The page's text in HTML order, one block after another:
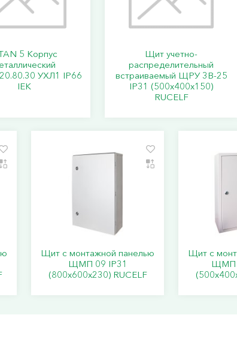
5 Корпус
УХЛ1 IP66
IEK
Щит учетно-
распределительный
встраиваемый ЩРУ 3В-25
IP31 (500х400х150)
RUCELF
Щит с монтажной панелью
ЩМП 09 IP31
(800х600х230) RUCELF
Щит с
ЩМП